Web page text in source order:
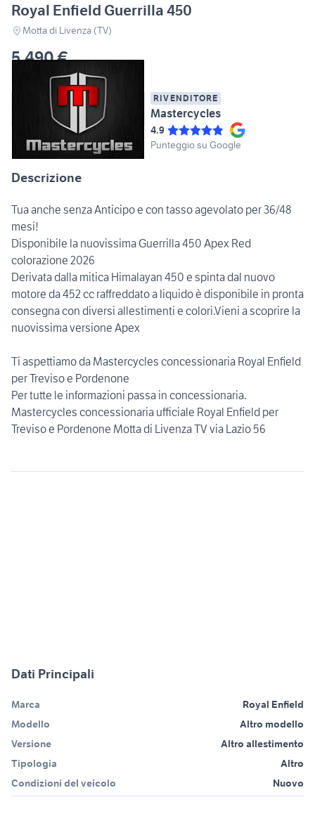
Royal Enfield Guerrilla 450
Motta di Livenza (TV)
5.490 €
RIVENDITORE
Mastercycles
4.9
Punteggio su Google
Descrizione
Tua anche senza Anticipo e con tasso agevolato per 36/48
mesi!
Disponibile la nuovissima Guerrilla 450 Apex Red
colorazione 2026
Derivata dalla mitica Himalayan 450 e spinta dal nuovo
motore da 452 cc raffreddato a liquido è disponibile in pronta
consegna con diversi allestimenti e colori.Vieni a scoprire la
nuovissima versione Apex
Ti aspettiamo da Mastercycles concessionaria Royal Enfield
per Treviso e Pordenone
Per tutte le informazioni passa in concessionaria.
Mastercycles concessionaria ufficiale Royal Enfield per
Treviso e Pordenone Motta di Livenza TV via Lazio 56
Dati Principali
Marca
Royal Enfield
Modello
Altro modello
Versione
Altro allestimento
Tipologia
Altro
Condizioni del veicolo
Nuovo